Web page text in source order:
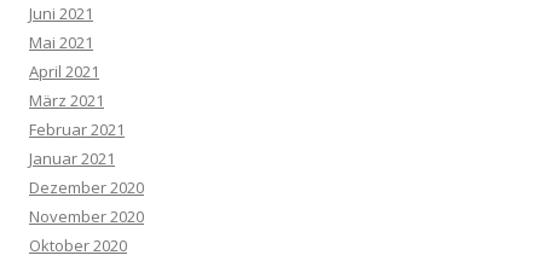
Juni 2021
Mai 2021
April 2021
März 2021
Februar 2021
Januar 2021
Dezember 2020
November 2020
Oktober 2020